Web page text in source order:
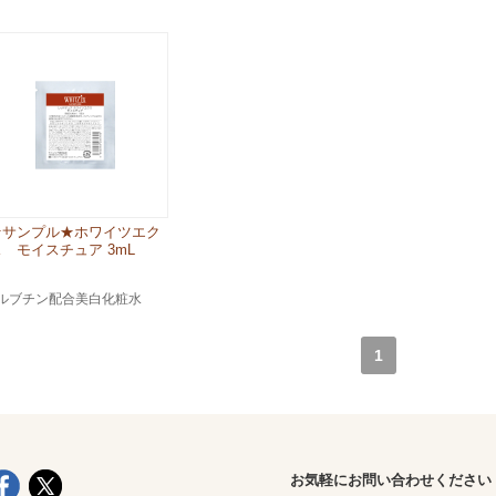
ンプル★ホワイツエク
モイスチュア 3mL
ブチン配合美白化粧水
1
お気軽にお問い合わせください